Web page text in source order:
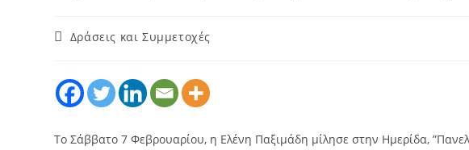
Δράσεις και Συμμετοχές
Το Σάββατο 7 Φεβρουαρίου, η Ελένη Παξιμάδη μίλησε στην Ημερίδα,